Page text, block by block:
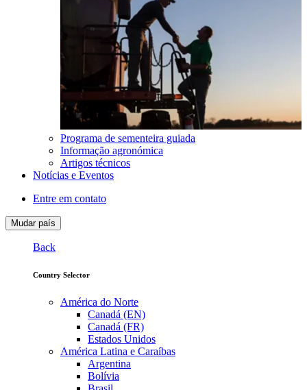
Programa de sementeira guiada
Informação agronómica
Artigos técnicos
Notícias e Eventos
Entre em contato
Mudar país
Back
Country Selector
América do Norte
Canadá (EN)
Canadá (FR)
Estados Unidos
América Latina e Caraíbas
Argentina
Bolívia